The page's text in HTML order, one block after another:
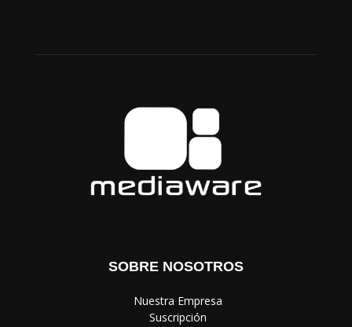
SOBRE NOSOTROS
‎ Nuestra Empresa
‎ Suscripción